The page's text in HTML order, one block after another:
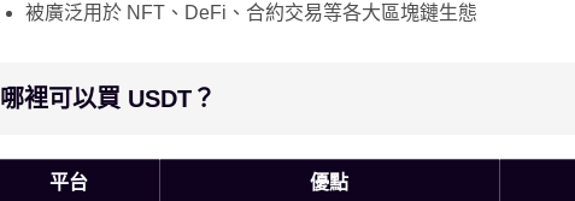
被廣泛用於 NFT、DeFi、合約交易等各大區塊鏈生態
哪裡可以買 USDT？
平台 優點